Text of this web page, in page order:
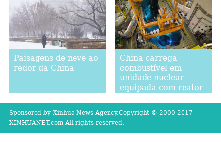
Paisagens de neve ao
redor da China
China carrega
combustível em
unidade nuclear
equipada com reator
Sponsored by Xinhua News Agency.Copyright © 2000-2017
XINHUANET.com All rights reserved.